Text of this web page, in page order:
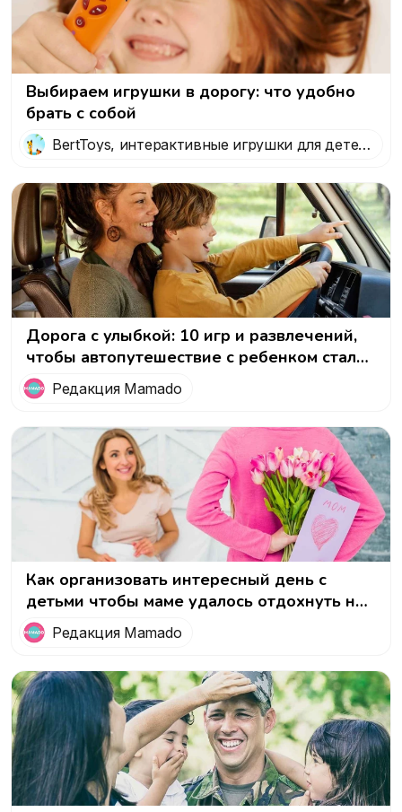
Выбираем игрушки в дорогу: что удобно
брать с собой
BertToys, интерактивные игрушки для детей
Дорога с улыбкой: 10 игр и развлечений,
чтобы автопутешествие с ребенком стало
приключением!
Редакция Mamado
Как организовать интересный день с
детьми чтобы маме удалось отдохнуть на
8 мартаРедакция Mamado